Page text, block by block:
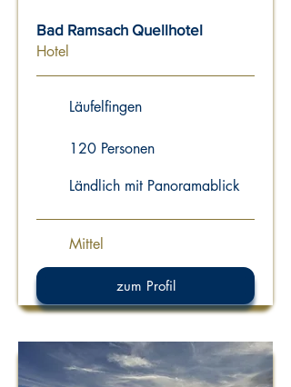
Bad Ramsach Quellhotel
Hotel
Läufelfingen
120 Personen
Ländlich mit Panoramablick
Mittel
zum Profil